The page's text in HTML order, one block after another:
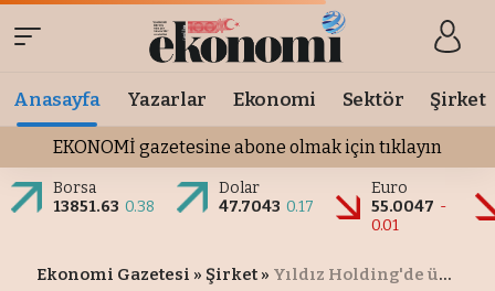
Anasayfa Yazarlar Ekonomi Sektör Şirket
EKONOMİ gazetesine abone olmak için tıklayın
Borsa
13851.63 0.38
Dolar
47.7043 0.17
Euro
55.0047 -
0.01
Ekonomi Gazetesi » Şirket » Yıldız Holding'de üst düzey atama